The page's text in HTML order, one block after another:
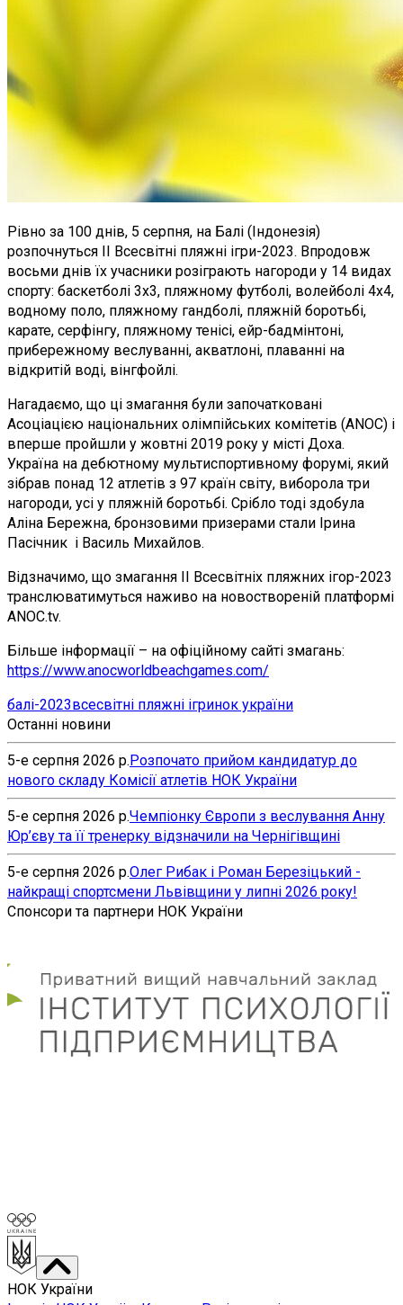
Рівно за 100 днів, 5 серпня, на Балі (Індонезія)
розпочнуться ІІ Всесвітні пляжні ігри-2023. Впродовж
восьми днів їх учасники розіграють нагороди у 14 видах
спорту: баскетболі 3х3, пляжному футболі, волейболі 4x4,
водному поло, пляжному гандболі, пляжній боротьбі,
карате, серфінгу, пляжному тенісі, ейр-бадмінтоні,
прибережному веслуванні, акватлоні, плаванні на
відкритій воді, вінгфойлі.
Нагадаємо, що ці змагання були започатковані
Асоціацією національних олімпійських комітетів (ANOC) і
вперше пройшли у жовтні 2019 року у місті Доха.
Україна на дебютному мультиспортивному форумі, який
зібрав понад 12 атлетів з 97 країн світу, виборола три
нагороди, усі у пляжній боротьбі. Срібло тоді здобула
Аліна Бережна, бронзовими призерами стали Ірина
Пасічник і Василь Михайлов.
Відзначимо, що змагання ІІ Всесвітніх пляжних ігор-2023
транслюватимуться наживо на новоствореній платформі
ANOC.tv.
Більше інформації – на офіційному сайті змагань:
https://www.anocworldbeachgames.com/
балі-2023всесвітні пляжні ігринок україни
Останні новини
5-е серпня 2026 р.Розпочато прийом кандидатур до
нового складу Комісії атлетів НОК України
5-е серпня 2026 р.Чемпіонку Європи з веслування Анну
Юр’єву та її тренерку відзначили на Чернігівщині
5-е серпня 2026 р.Олег Рибак і Роман Березіцький -
найкращі спортсмени Львівщини у липні 2026 року!
Спонсори та партнери НОК України
НОК України